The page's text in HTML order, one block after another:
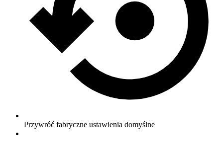
Przywróć fabryczne ustawienia domyślne